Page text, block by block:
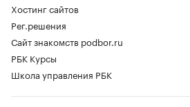
Хостинг сайтов
Рег.решения
Сайт знакомств podbor.ru
РБК Курсы
Школа управления РБК